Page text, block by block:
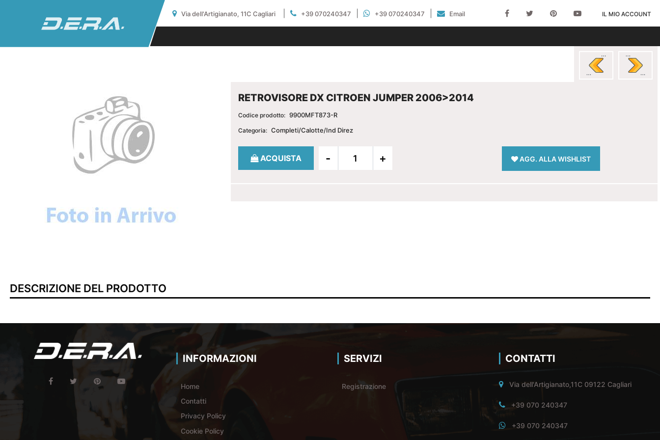
Via dell'Artigianato, 11C Cagliari +39 070240347 +39 070240347 Email IL MIO ACCOUNT
RETROVISORE DX CITROEN JUMPER 2006>2014
Codice prodotto: 9900MFT873-R
Categoria: Completi/Calotte/Ind Direz
Quantità
ACQUISTA AGG. ALLA WISHLIST
DESCRIZIONE DEL PRODOTTO
INFORMAZIONI
Home
Contatti
Privacy Policy
Cookie Policy
SERVIZI
Registrazione
CONTATTI
Via dell'Artigianato,11C 09122 Cagliari
+39 070 240347
+39 070 240347